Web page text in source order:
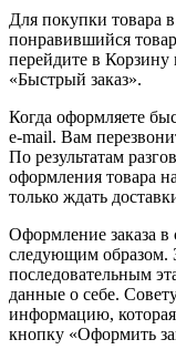
Для покупки товара
понравившийся
перейдите в
«Быстрый заказ».
Когда оформляете
e-mail. Вам
По результатам
оформления товара
только ждать
Оформление заказа
следующим образом.
последовательным
данные о себе.
информацию,
кнопку «Оформить